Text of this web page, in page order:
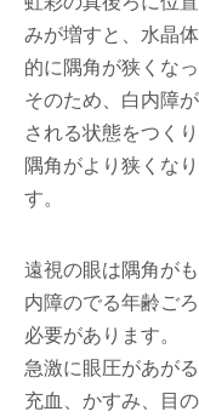
みが増すと、水晶
的に隅角が狭くな
そのため、白内障
される状態をつく
隅角がより狭くな
す。
遠視の眼は隅角が
内障のでる年齢ご
必要があります。
急激に眼圧があが
充血、かすみ、目